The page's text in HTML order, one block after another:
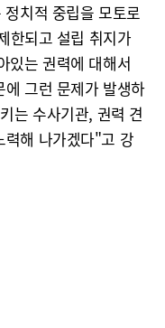
치적 중립을 모토로
한되고 설립 취지가
있는 권력에 대해서
그런 문제가 발생하
는 수사기관, 권력 견
력해 나가겠다"고 강